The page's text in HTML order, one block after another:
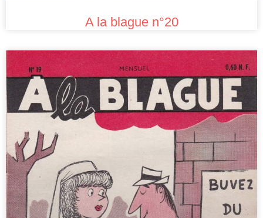
A la blague n°20